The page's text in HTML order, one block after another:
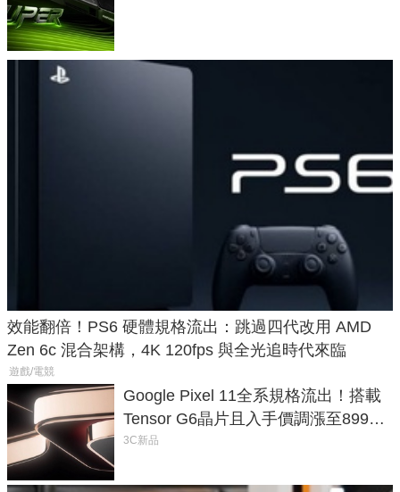
效能翻倍！PS6 硬體規格流出：跳過四代改用 AMD
Zen 6c 混合架構，4K 120fps 與全光追時代來臨
遊戲/電競
Google Pixel 11全系規格流出！搭載
Tensor G6晶片且入手價調漲至899美
元
3C新品